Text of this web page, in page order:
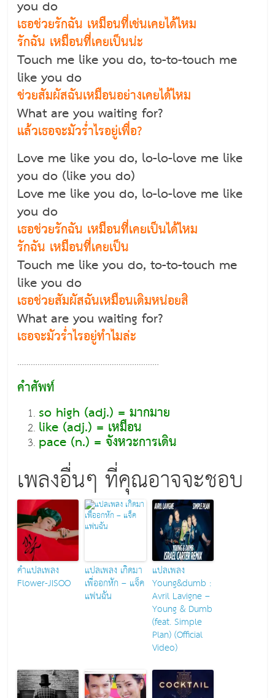
you do
เธอช่วยรักฉัน เหมือนที่เช่นเคยได้ไหม
รักฉัน เหมือนที่เคยเป็นน่ะ
Touch me like you do, to-to-touch me
like you do
ช่วยสัมผัสฉันเหมือนอย่างเคยได้ไหม
What are you waiting for?
แล้วเธอจะมัวร่ำไรอยู่เพื่อ?
Love me like you do, lo-lo-love me like
you do (like you do)
Love me like you do, lo-lo-love me like
you do
เธอช่วยรักฉัน เหมือนที่เคยเป็นได้ไหม
รักฉัน เหมือนที่เคยเป็น
Touch me like you do, to-to-touch me
like you do
เธอช่วยสัมผัสฉันเหมือนเดิมหน่อยสิ
What are you waiting for?
เธอจะมัวร่ำไรอยู่ทำไมล่ะ
………………………………………………………
คำศัพท์
so high (adj.) = มากมาย
like (adj.) = เหมือน
pace (n.) = จังหวะการเดิน
เพลงอื่นๆ ที่คุณอาจจะชอบ
คำแปลเพลง
Flower-JISOO
แปลเพลง เกิดมา
เพื่ออกหัก – แจ็ค
แฟนฉัน
แปลเพลง
Young&dumb :
Avril Lavigne –
Young & Dumb
(feat. Simple
Plan) (Official
Video)